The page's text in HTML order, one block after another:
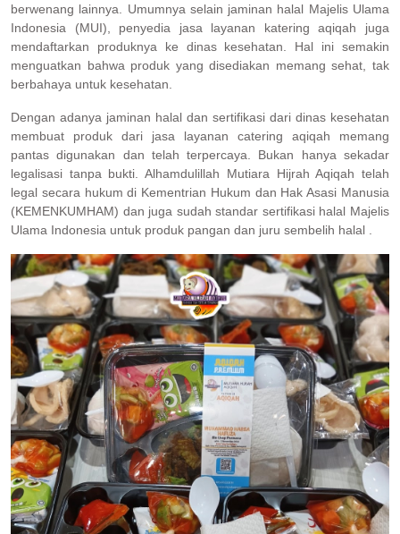
berwenang lainnya. Umumnya selain jaminan halal Majelis Ulama
Indonesia (MUI), penyedia jasa layanan katering aqiqah juga
mendaftarkan produknya ke dinas kesehatan. Hal ini semakin
menguatkan bahwa produk yang disediakan memang sehat, tak
berbahaya untuk kesehatan.
Dengan adanya jaminan halal dan sertifikasi dari dinas kesehatan
membuat produk dari jasa layanan catering aqiqah memang
pantas digunakan dan telah terpercaya. Bukan hanya sekadar
legalisasi tanpa bukti. Alhamdulillah Mutiara Hijrah Aqiqah telah
legal secara hukum di Kementrian Hukum dan Hak Asasi Manusia
(KEMENKUMHAM) dan juga sudah standar sertifikasi halal Majelis
Ulama Indonesia untuk produk pangan dan juru sembelih halal .